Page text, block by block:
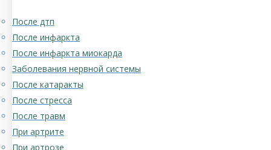
После дтп
После инфаркта
После инфаркта миокарда
Заболевания нервной системы
После катаракты
После стресса
После травм
При артрите
При артрозе